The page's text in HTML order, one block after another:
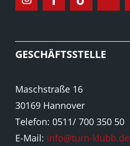
GESCHÄFTSSTELLE
Maschstraße 16
30169 Hannover
Telefon: 0511/ 700 350 50
E-Mail: info@turn-klubb.de